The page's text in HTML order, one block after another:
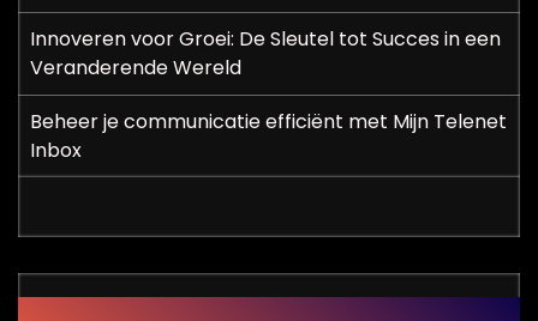
Innoveren voor Groei: De Sleutel tot Succes in een
Veranderende Wereld
Beheer je communicatie efficiënt met Mijn Telenet
Inbox